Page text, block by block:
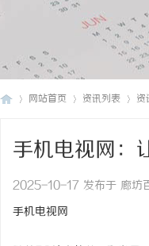
网站首页 资讯列表 资
手机电视网：
2025-10-17 发布于 廊坊
手机电视网